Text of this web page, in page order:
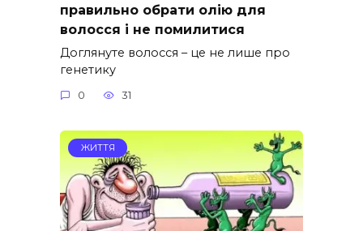
правильно обрати олію для
волосся і не помилитися
Доглянуте волосся – це не лише про
генетику
0 31
ЖИТТЯ